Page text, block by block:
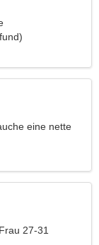
eine nette
27-31